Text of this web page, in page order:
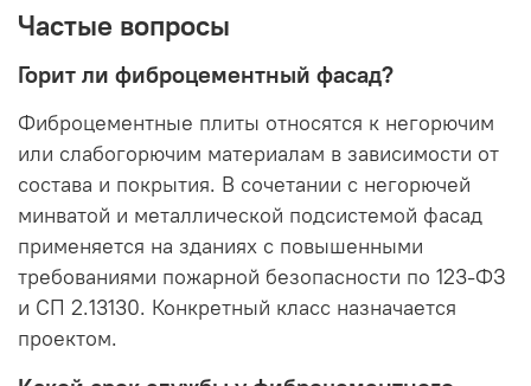
Частые вопросы
Горит ли фиброцементный фасад?
Фиброцементные плиты относятся к негорючим
или слабогорючим материалам в зависимости от
состава и покрытия. В сочетании с негорючей
минватой и металлической подсистемой фасад
применяется на зданиях с повышенными
требованиями пожарной безопасности по 123-ФЗ
и СП 2.13130. Конкретный класс назначается
проектом.